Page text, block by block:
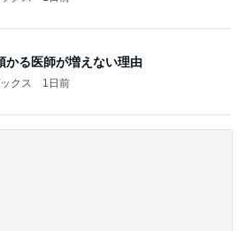
かる医師が増えない理由
クス 1日前